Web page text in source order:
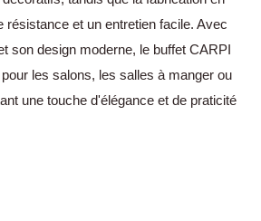
résistance et un entretien facile. Avec
son design moderne, le buffet CARPI
les salons, les salles à manger ou
une touche d'élégance et de praticité